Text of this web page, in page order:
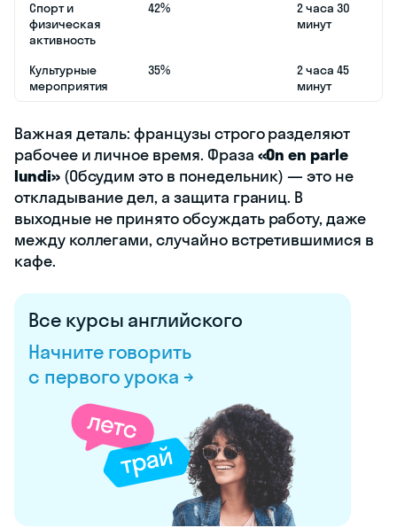
Спорт и
физическая
активность
42%
2 часа 30
минут
Культурные
мероприятия
35%
2 часа 45
минут
Важная деталь: французы строго разделяют
рабочее и личное время. Фраза «On en parle
lundi»(Обсудим это в понедельник) — это не
откладывание дел, а защита границ. В
выходные не принято обсуждать работу, даже
между коллегами, случайно встретившимися в
кафе.
Все курсы английского
Начните говорить
с первого урока →